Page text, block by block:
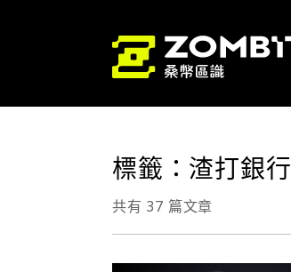
標籤：渣打銀行
共有 37 篇文章